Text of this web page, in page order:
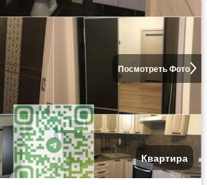
Посмотреть Фото
Квартира